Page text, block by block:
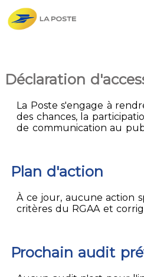
Déclaration
La Poste s'engage à
des chances, la
de communication au
Plan d'action
À ce jour, aucune action
critères du RGAA et
Prochain audit